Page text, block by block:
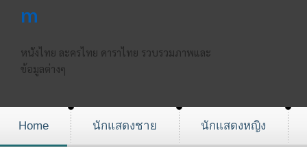
m
หนังไทย ละครไทย ดาราไทย รวบรวมภาพและ
ข้อมูลต่างๆ
Home นักแสดงชาย นักแสดงหญิง